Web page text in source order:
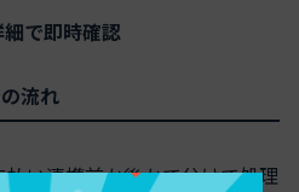
で即時確認
流れ
い連携前か後かで分けて処理